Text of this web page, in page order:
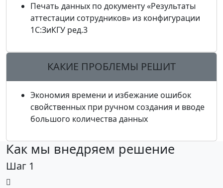
Печать данных по документу «Результаты
аттестации сотрудников» из конфигурации
1С:ЗиКГУ ред.3
КАКИЕ ПРОБЛЕМЫ РЕШИТ
Экономия времени и избежание ошибок
свойственных при ручном создания и вводе
большого количества данных
Как мы внедряем решение
Шаг 1